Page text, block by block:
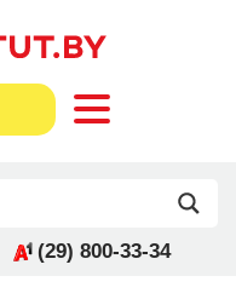
(29) 800-33-34